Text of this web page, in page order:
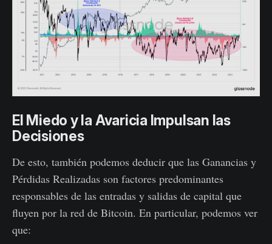
El Miedo y la Avaricia Impulsan las
Decisiones
De esto, también podemos deducir que las Ganancias y
Pérdidas Realizadas son factores predominantes
responsables de las entradas y salidas de capital que
fluyen por la red de Bitcoin. En particular, podemos ver
que: